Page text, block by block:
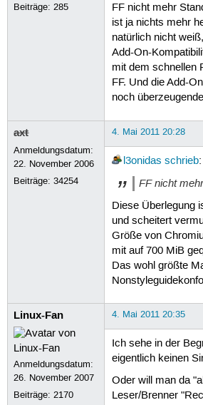
Beiträge:285
FF nicht mehr
ist ja nichts mehr
natürlich nicht
Add-On-
mit dem schnellen
FF. Und die Add-
noch
axt
Anmeldungsdatum:
22. November 2006
Beiträge:34254
4. Mai 2011 20:28
l3onidas schrieb:
FF nicht
Diese Überlegung
und scheitert
Größe von
mit auf 700 MiB
Das wohl größte
Linux-Fan
Anmeldungsdatum:
26. November 2007
Beiträge:2170
4. Mai 2011 20:35
Ich sehe in der
eigentlich keinen
Oder will man da
Leser/Brenner